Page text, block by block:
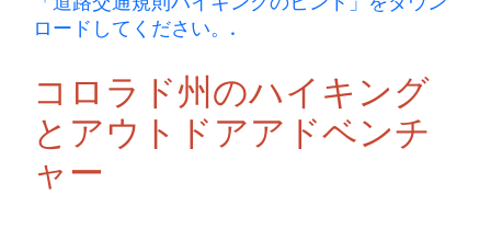
ロードしてください。.
コロラド州のハイキング
とアウトドアアドベンチ
ャー